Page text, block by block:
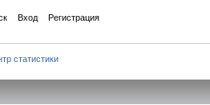
Вход Регистрация
статистики